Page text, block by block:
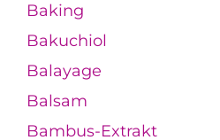
Baking
Bakuchiol
Balayage
Balsam
Bambus-Extrakt